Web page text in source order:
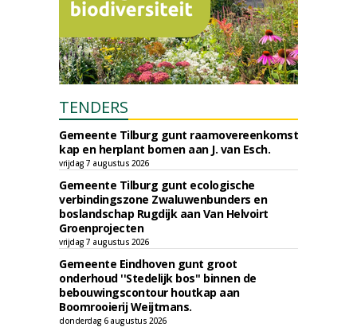
TENDERS
Gemeente Tilburg gunt raamovereenkomst
kap en herplant bomen aan J. van Esch.
vrijdag 7 augustus 2026
Gemeente Tilburg gunt ecologische
verbindingszone Zwaluwenbunders en
boslandschap Rugdijk aan Van Helvoirt
Groenprojecten
vrijdag 7 augustus 2026
Gemeente Eindhoven gunt groot
onderhoud ''Stedelijk bos'' binnen de
bebouwingscontour houtkap aan
Boomrooierij Weijtmans.
donderdag 6 augustus 2026